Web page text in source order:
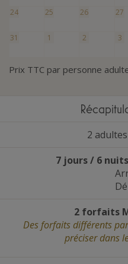
24 25 26 27
31 1 2 3
Prix TTC par personne
2
7 jours / 6
2 forfaits
Des forfaits différents
préciser dans